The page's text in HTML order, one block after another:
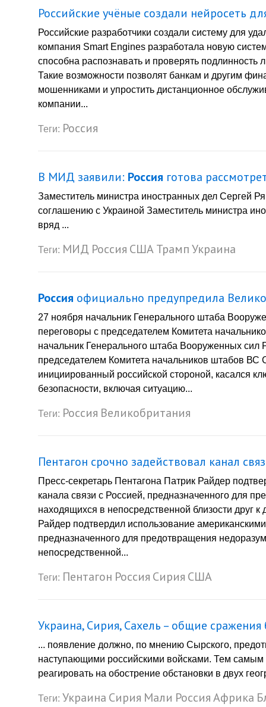
Российские учёные создали нейросеть
Российские разработчики создали систему для
компания Smart Engines разработала новую
способна распознавать и проверять
Такие возможности позволят банкам и другим
мошенниками и упростить дистанционное
компании...
Теги: Россия
В МИД заявили: Россия готова
Заместитель министра иностранных дел Сергей
соглашению с Украиной Заместитель министра
вряд ...
Теги: МИД Россия СШАТрампУкраина
Россия официально предупредила
27 ноября начальник Генерального штаба
переговоры с председателем Комитета
начальник Генерального штаба Вооруженных
председателем Комитета начальников штабов
инициированный российской стороной, касался
безопасности, включая ситуацию...
Теги: Россия Великобритания
Пентагон срочно задействовал канал
Пресс-секретарь Пентагона Патрик Райдер
канала связи с Россией, предназначенного для
находящихся в непосредственной близости друг
Райдер подтвердил использование
предназначенного для предотвращения
непосредственной...
Теги: Пентагон Россия Сирия США
Украина, Сирия, Сахель – общие
... появление должно, по мнению Сырского,
наступающими российскими войсками. Тем самым
реагировать на обострение обстановки в двух
Теги: Украина Сирия Мали РоссияАфрика